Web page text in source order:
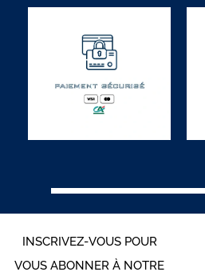
INSCRIVEZ-VOUS POUR
VOUS ABONNER À NOTRE